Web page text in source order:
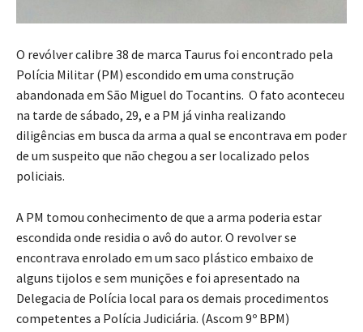
O revólver calibre 38 de marca Taurus foi encontrado pela
Polícia Militar (PM) escondido em uma construção
abandonada em São Miguel do Tocantins. O fato aconteceu
na tarde de sábado, 29, e a PM já vinha realizando
diligências em busca da arma a qual se encontrava em poder
de um suspeito que não chegou a ser localizado pelos
policiais.
A PM tomou conhecimento de que a arma poderia estar
escondida onde residia o avô do autor. O revolver se
encontrava enrolado em um saco plástico embaixo de
alguns tijolos e sem munições e foi apresentado na
Delegacia de Polícia local para os demais procedimentos
competentes a Polícia Judiciária. (Ascom 9º BPM)